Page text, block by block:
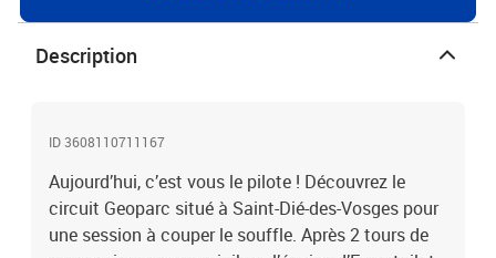
Description
ID 3608110711167
Aujourd’hui, c’est vous le pilote ! Découvrez le
circuit Geoparc situé à Saint-Dié-des-Vosges pour
une session à couper le souffle. Après 2 tours de